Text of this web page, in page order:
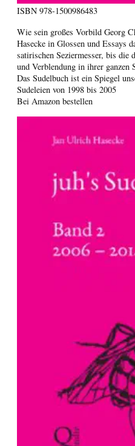
ISBN 978-1500986483
Wie sein großes Vorbild Georg
Hasecke in Glossen und Essays
satirischen Seziermesser, bis
und Verblendung in ihrer ganzen
Das Sudelbuch ist ein Spiegel
Sudeleien von 1998 bis 2005
Bei Amazon bestellen